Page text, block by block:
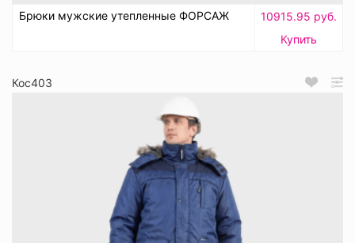
Брюки мужские утепленные ФОРСАЖ
10915.95 руб.
Купить
Кос403